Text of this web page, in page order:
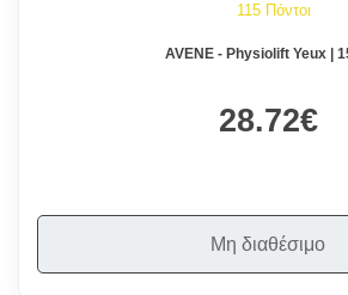
115 Πόντοι
AVENE - Physiolift Yeux |
28.72€
Μη διαθέσιμο